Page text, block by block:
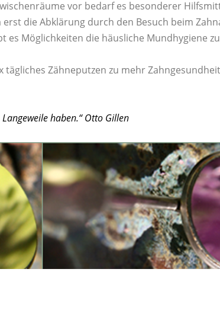
vor bedarf es besonderer
die Abklärung durch den Besuch beim
es Möglichkeiten die häusliche Mundhygiene
Zähneputzen zu mehr
haben.“ Otto Gillen